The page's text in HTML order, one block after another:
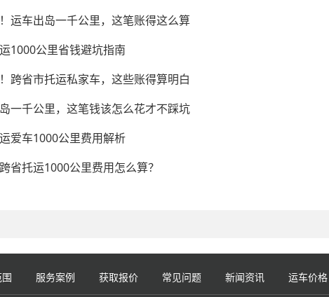
运车出岛一千公里，这笔账得这么算
1000公里省钱避坑指南
跨省市托运私家车，这些账得算明白
一千公里，这笔钱该怎么花才不踩坑
爱车1000公里费用解析
省托运1000公里费用怎么算？
服务案例 获取报价 常见问题 新闻资讯 运车价格